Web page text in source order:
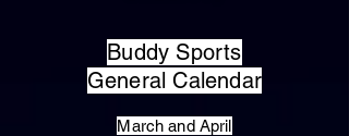
Buddy Sports
General Calendar
March and April